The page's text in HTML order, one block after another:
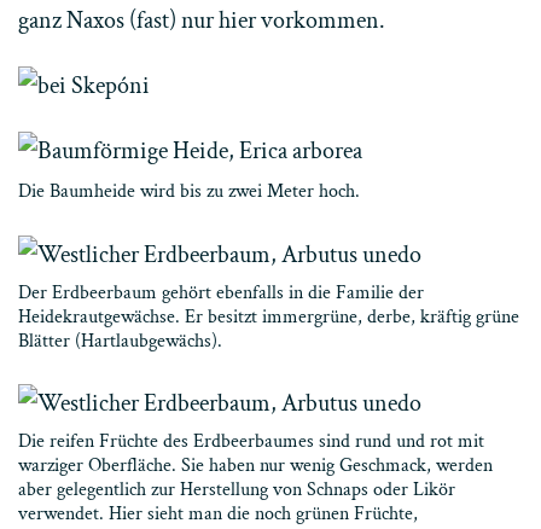
ganz Naxos (fast) nur hier vorkommen.
Die Baumheide wird bis zu zwei Meter hoch.
Der Erdbeerbaum gehört ebenfalls in die Familie der
Heidekrautgewächse. Er besitzt immergrüne, derbe, kräftig grüne
Blätter (Hartlaubgewächs).
Die reifen Früchte des Erdbeerbaumes sind rund und rot mit
warziger Oberfläche. Sie haben nur wenig Geschmack, werden
aber gelegentlich zur Herstellung von Schnaps oder Likör
verwendet. Hier sieht man die noch grünen Früchte,